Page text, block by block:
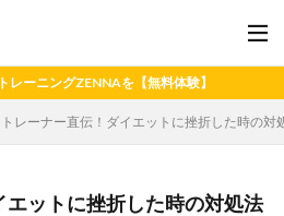
レーニングZENNAを【無料体験】
トレーナー直伝！ダイエットに挫折した時の対
エットに挫折した時の対処法